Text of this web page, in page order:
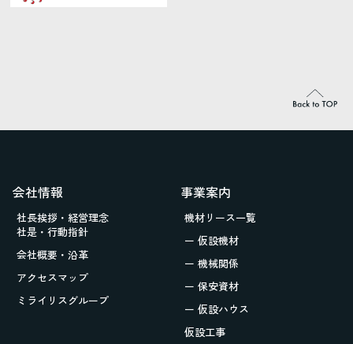
会社情報
社長挨拶・経営理念
社是・行動指針
会社概要・沿革
アクセスマップ
ミライリスグループ
事業案内
機材リース一覧
ー 仮設機材
ー 機械関係
ー 保安資材
ー 仮設ハウス
仮設工事